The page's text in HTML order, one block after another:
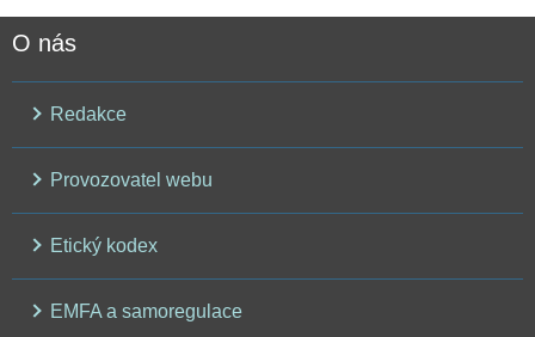
O nás
Redakce
Provozovatel webu
Etický kodex
EMFA a samoregulace